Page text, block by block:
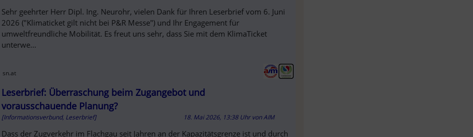
Sehr geehrter Herr Dipl. Ing. Neurohr, vielen Dank für Ihren Leserbrief vom 6. Juni
2026 ("Klimaticket gilt nicht bei P&R Messe") und Ihr Engagement für
umweltfreundliche Mobilität. Es freut uns sehr, dass Sie mit dem KlimaTicket
unterwe...
sn.at
Leserbrief: Überraschung beim Zugangebot und
vorausschauende Planung?
[Informationsverbund, Leserbrief] 18. Mai 2026, 13:38 Uhr vonAIM
Dass der Zugverkehr im Flachgau seit Jahren an der Kapazitätsgrenze ist und durch